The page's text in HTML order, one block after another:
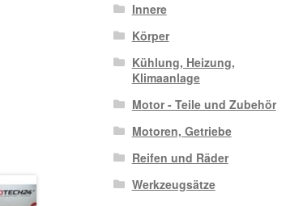
Innere
Körper
Kühlung, Heizung,
Klimaanlage
Motor - Teile und Zubehör
Motoren, Getriebe
Reifen und Räder
Werkzeugsätze